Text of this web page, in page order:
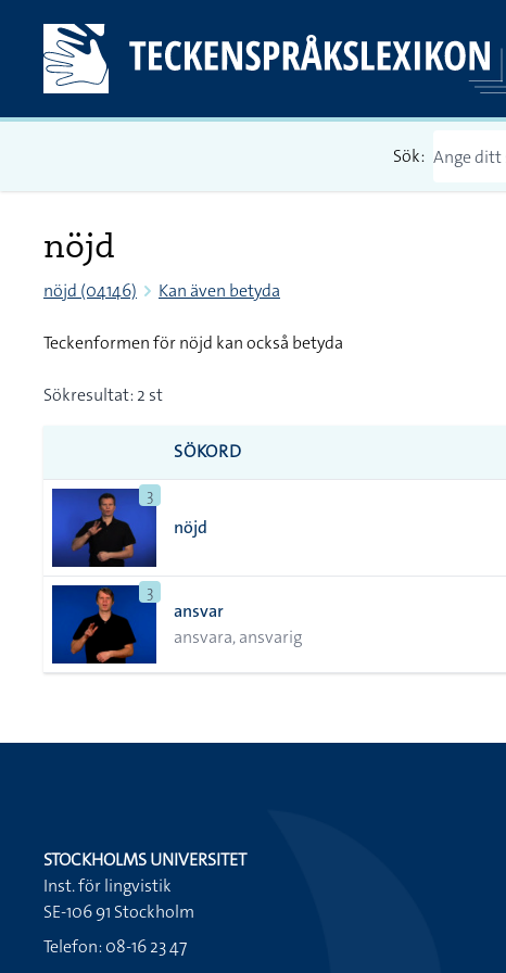
Sök:
nöjd
nöjd (04146) Kan även betyda
Teckenformen för nöjd kan också betyda
Sökresultat: 2 st
SÖKORD
3
nöjd
3
ansvar
ansvara, ansvarig
STOCKHOLMS UNIVERSITET
Inst. för lingvistik
SE-106 91 Stockholm
Telefon: 08-16 23 47